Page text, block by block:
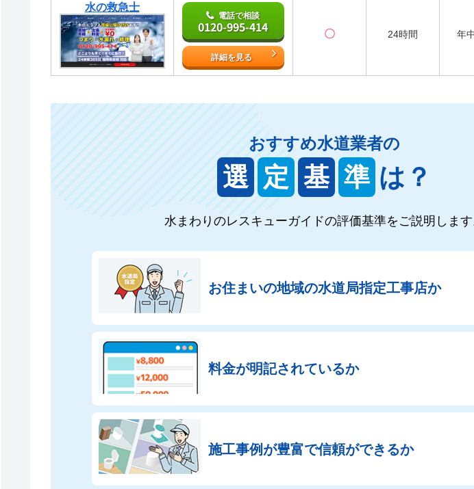
水の救急士
電話で相談
0120-995-414
詳細を見る
〇 24時間 年
おすすめ水道業者の
選 定 基 準 は？
水まわりのレスキューガイドの評価基準をご説明します
お住まいの地域の水道局指定工事店か
料金が明記されているか
施工事例が豊富で信頼ができるか